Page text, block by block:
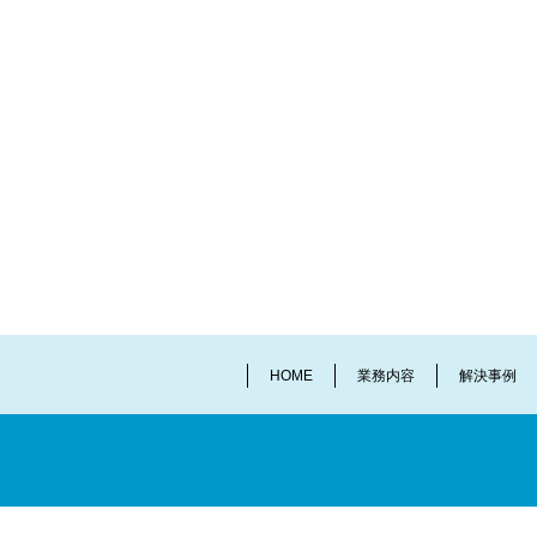
HOME 業務内容 解決事例